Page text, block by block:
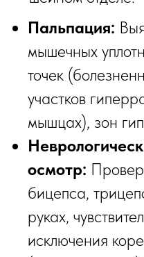
Пальпация:
мышечных
точек
участков
мышцах), зон
осмотр:
бицепса,
руках,
исключения